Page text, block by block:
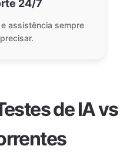
24/7
assistência sempre
de IA vs